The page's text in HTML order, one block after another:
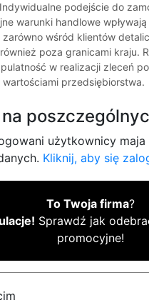
podejście do
warunki handlowe
wśród klientów
poza granicami kraju.
w realizacji zleceń
przedsiębiorstwa.
użytkownicy
Kliknij, aby się
To Twoja firma?
Sprawdź jak
promocyjne!